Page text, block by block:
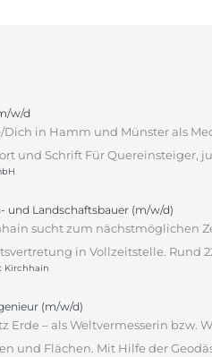
w/d
Dich in Hamm und Münster als
und Schrift Für Quereinsteiger,
und Landschaftsbauer (m/w/d)
sucht zum nächstmöglichen
in Vollzeitstelle. Rund
Kirchhain
(m/w/d)
Erde – als Weltvermesserin bzw.
und Flächen. Mit Hilfe der